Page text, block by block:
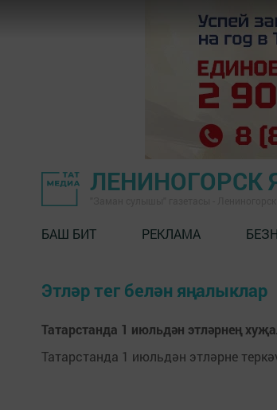
ЛЕНИНОГОРСК
БАШ БИТ РЕКЛАМА
Этләр тег белән яңалыклар
Татарстанда 1 июльдән этләрнең
Татарстанда 1 июльдән этләрне